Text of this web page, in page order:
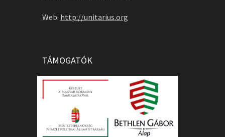
Web: http://unitarius.org
TÁMOGATÓK